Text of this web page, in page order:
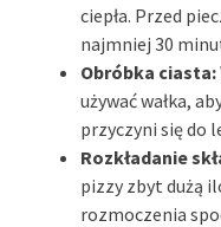
ciepła. Przed
najmniej 30
Obróbka ciasta:
używać wałka,
przyczyni się do
Rozkładanie
pizzy zbyt dużą
rozmoczenia